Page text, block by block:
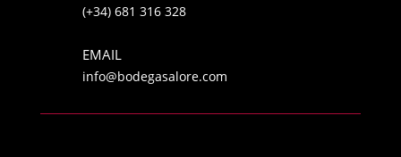
(+34) 681 316 328
EMAIL
info@bodegasalore.com